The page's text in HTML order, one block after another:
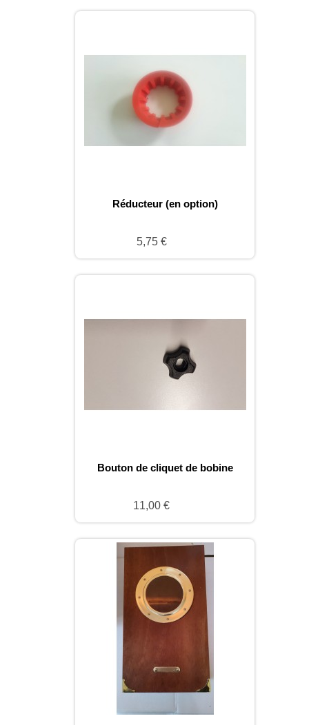
Réducteur (en option)
5,75 €
Bouton de cliquet de bobine
11,00 €